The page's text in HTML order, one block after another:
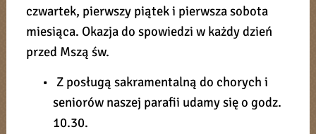
czwartek, pierwszy piątek i pierwsza sobota
miesiąca. Okazja do spowiedzi w każdy dzień
przed Mszą św.
• Z posługą sakramentalną do chorych i
seniorów naszej parafii udamy się o godz.
10.30.